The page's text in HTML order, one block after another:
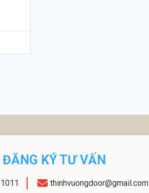
ĐĂNG KÝ TƯ VẤN
thinhvuongdoor@gmail.com